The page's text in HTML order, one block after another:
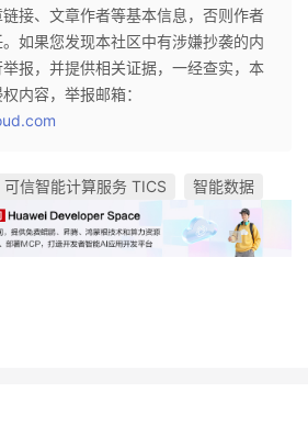
链接、文章作者等基本信息，否则作者
如果您发现本社区中有涉嫌抄袭的内
报，并提供相关证据，一经查实，本
内容，举报邮箱：
可信智能计算服务 TICS 智能数据